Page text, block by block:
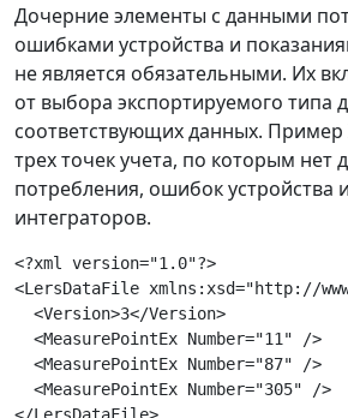
Дочерние элементы с данными
ошибками устройства и
не является обязательными. Их
от выбора экспортируемого типа
соответствующих данных. Пример
трех точек учета, по которым нет
потребления, ошибок устройства
интеграторов.
<?xml version="1.0"?>
<LersDataFile xmlns:xsd="http://
  <Version>3</Version>
  <MeasurePointEx Number="11" />
  <MeasurePointEx Number="87" />
  <MeasurePointEx Number="305" />